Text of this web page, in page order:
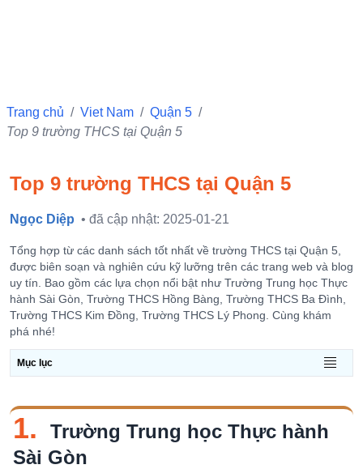
Trang chủ / Viet Nam / Quận 5 /
Top 9 trường THCS tại Quận 5
Top 9 trường THCS tại Quận 5
Ngọc Diệp • đã cập nhật: 2025-01-21
Tổng hợp từ các danh sách tốt nhất về trường THCS tại Quận 5,
được biên soạn và nghiên cứu kỹ lưỡng trên các trang web và blog
uy tín. Bao gồm các lựa chọn nổi bật như Trường Trung học Thực
hành Sài Gòn, Trường THCS Hồng Bàng, Trường THCS Ba Đình,
Trường THCS Kim Đồng, Trường THCS Lý Phong. Cùng khám
phá nhé!
Mục lục
1.
Trường Trung học Thực hành
Sài Gòn